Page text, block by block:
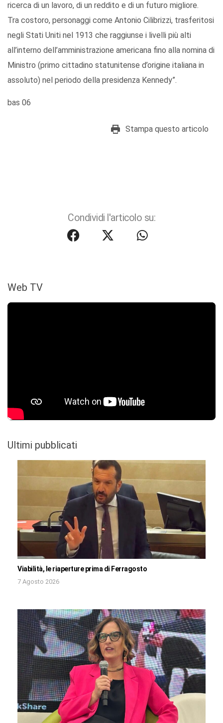
ricerca di un lavoro, di un reddito e di un futuro migliore.
Tra costoro, personaggi come Antonio Cilibrizzi, trasferitosi
negli Stati Uniti nel 1913 che raggiunse i livelli più alti
all’interno dell’amministrazione americana fino alla nomina di
Ministro (primo cittadino statunitense d’origine italiana in
assoluto) nel periodo della presidenza Kennedy”.
bas 06
Stampa questo articolo
Condividi l'articolo su:
Web TV
Ultimi pubblicati
Viabilità, le riaperture prima di Ferragosto
7 Agosto 2026